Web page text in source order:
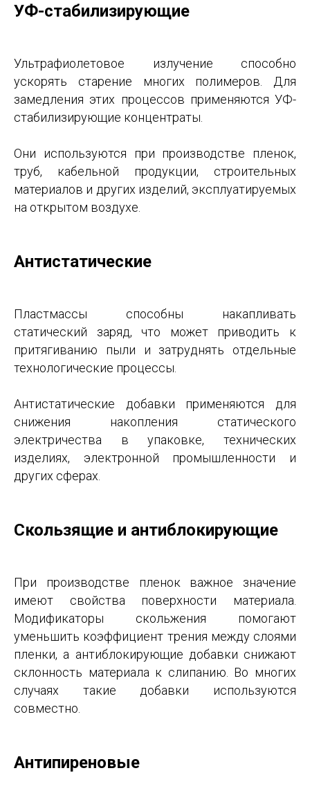
УФ-стабилизирующие
Ультрафиолетовое излучение способно
ускорять старение многих полимеров. Для
замедления этих процессов применяются УФ-
стабилизирующие концентраты.
Они используются при производстве пленок,
труб, кабельной продукции, строительных
материалов и других изделий, эксплуатируемых
на открытом воздухе.
Антистатические
Пластмассы способны накапливать
статический заряд, что может приводить к
притягиванию пыли и затруднять отдельные
технологические процессы.
Антистатические добавки применяются для
снижения накопления статического
электричества в упаковке, технических
изделиях, электронной промышленности и
других сферах.
Скользящие и антиблокирующие
При производстве пленок важное значение
имеют свойства поверхности материала.
Модификаторы скольжения помогают
уменьшить коэффициент трения между слоями
пленки, а антиблокирующие добавки снижают
склонность материала к слипанию. Во многих
случаях такие добавки используются
совместно.
Антипиреновые